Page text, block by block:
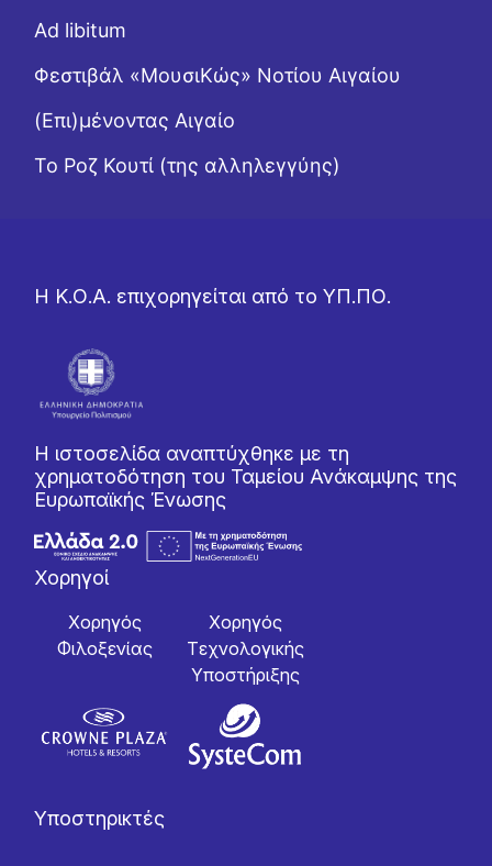
Ad libitum
Φεστιβάλ «ΜουσιΚώς» Νοτίου Αιγαίου
(Επι)μένοντας Αιγαίο
Το Ροζ Κουτί (της αλληλεγγύης)
Η Κ.Ο.Α. επιχορηγείται από το ΥΠ.ΠΟ.
Η ιστοσελίδα αναπτύχθηκε με τη
χρηματοδότηση του Ταμείου Ανάκαμψης της
Ευρωπαϊκής Ένωσης
Χορηγοί
Χορηγός
Φιλοξενίας
Χορηγός
Tεχνολογικής
Yποστήριξης
Υποστηρικτές